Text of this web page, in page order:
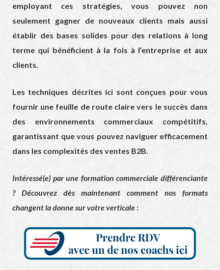
employant ces stratégies, vous pouvez non
seulement gagner de nouveaux clients mais aussi
établir des bases solides pour des relations à long
terme qui bénéficient à la fois à l’entreprise et aux
clients.
Les techniques décrites ici sont conçues pour vous
fournir une feuille de route claire vers le succès dans
des environnements commerciaux compétitifs,
garantissant que vous pouvez naviguer efficacement
dans les complexités des ventes B2B.
Intéressé(e) par une formation commerciale différenciante
? Découvrez dès maintenant comment nos formats
changent la donne sur votre verticale :